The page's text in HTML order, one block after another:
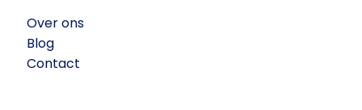
Over ons
Blog
Contact